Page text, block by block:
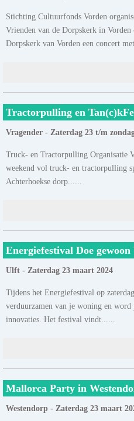
Stichting Cultuurfonds Vorden
Vrienden van de Dorpskerk in
Dorpskerk van Vorden een concert met
Tractorpulling en
Vragender - Zaterdag 23 t/m
Truck- en Tractorpulling Organisatie
weekend vol truck- en tractorpulling
Achterhoekse dorp......
Energiefestival Doe
Ulft - Zaterdag 23 maart 2024
Tijdens het Energiefestival op
verduurzamen van je woning en word
innovaties. Het festival vindt......
Mallorca Party in
Westendorp - Zaterdag 23 maart